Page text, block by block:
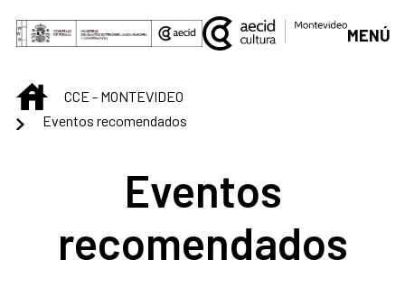
Saltar al contenido principal
MENÚ
INICIOCCE - MONTEVIDEO
Eventos recomendados
Eventos
recomendados